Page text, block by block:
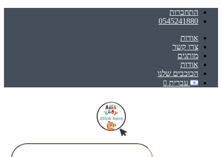
התחברות
0545241880
אודות
צרו קשר
מותגים
אודות
הכוכבים שלנו
עברית